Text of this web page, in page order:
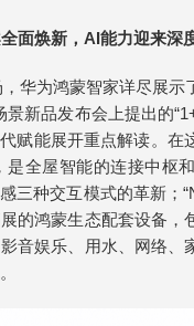
面焕新，AI能力迎来深
华为鸿蒙智家详尽展示
新品发布会上提出的
赋能展开重点解读。在
是全屋智能的连接中枢
三种交互模式的革新；
的鸿蒙生态配套设备，
音娱乐、用水、网络、